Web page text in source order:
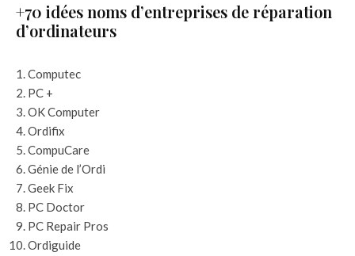
+70 idées noms d’entreprises de réparation
d’ordinateurs
Computec
PC +
OK Computer
Ordifix
CompuCare
Génie de l’Ordi
Geek Fix
PC Doctor
PC Repair Pros
Ordiguide